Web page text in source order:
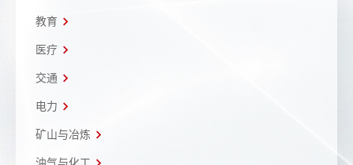
教育
医疗
交通
电力
矿山与冶炼